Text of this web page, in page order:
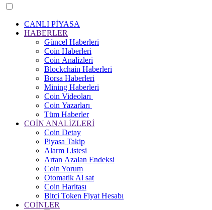
CANLI PİYASA
HABERLER
Güncel Haberleri
Coin Haberleri
Coin Analizleri
Blockchain Haberleri
Borsa Haberleri
Mining Haberleri
Coin Videoları
Coin Yazarları
Tüm Haberler
COİN ANALİZLERİ
Coin Detay
Piyasa Takip
Alarm Listesi
Artan Azalan Endeksi
Coin Yorum
Otomatik Al sat
Coin Haritası
Bitci Token Fiyat Hesabı
COİNLER